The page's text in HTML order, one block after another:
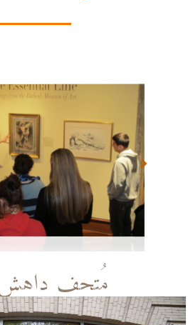
مُتحف داهش